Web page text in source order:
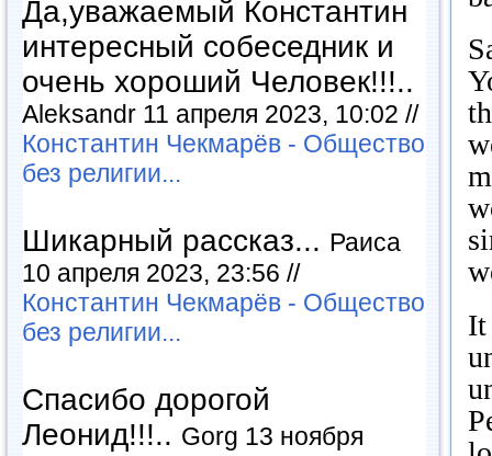
Да,уважаемый Константин
интересный собеседник и
очень хороший Человек!!!..
Aleksandr 11 апреля 2023, 10:02 //
Константин Чекмарёв - Общество
без религии...
Шикарный рассказ... Раиса
10 апреля 2023, 23:56 //
Константин Чекмарёв - Общество
без религии...
Спасибо дорогой
Леонид!!!.. Gorg 13 ноября
It